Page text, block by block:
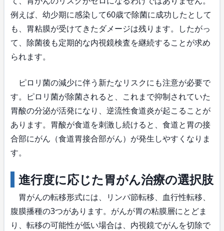
例えば、幼少期に感染して60歳で除菌に成功したとして
も、胃粘膜が受けてきたダメージは残ります。したがっ
て、除菌後も定期的な内視鏡検査を継続することが求め
られます。
ピロリ菌の減少に伴う新たなリスクにも注意が必要で
す。ピロリ菌が除菌されると、これまで抑制されていた
胃酸の分泌が活発になり、逆流性食道炎が起こることが
あります。胃酸が食道を刺激し続けると、食道と胃の接
合部にがん（食道胃接合部がん）が発生しやすくなりま
す。
進行度に応じた胃がん治療の選択肢
胃がんの転移形式には、リンパ節転移、血行性転移、
腹膜播種の3つがあります。がんが胃の粘膜層にとどま
り、転移の可能性が低い場合は、内視鏡でがんを切除で